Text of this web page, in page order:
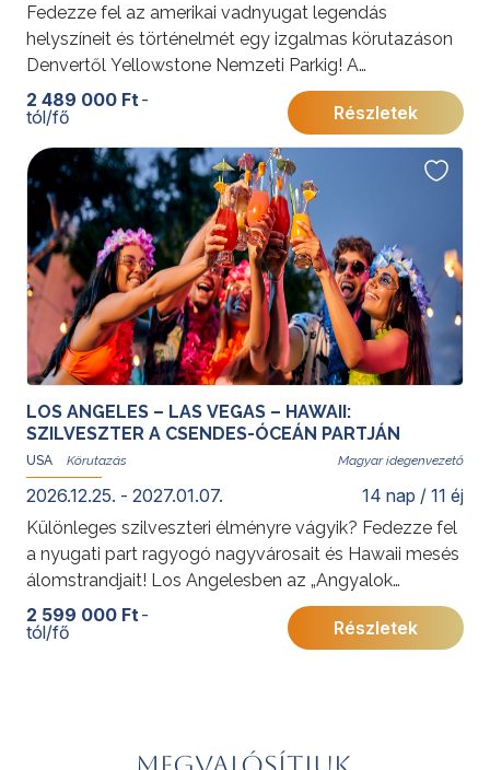
Fedezze fel az amerikai vadnyugat legendás
helyszíneit és történelmét egy izgalmas körutazáson
Denvertől Yellowstone Nemzeti Parkig! A
vadregényes tájak, indián kultúra és aranyláz kora
életre kelnek, miközben megcsodálhatja a Sziklás-
hegység és a Snake River páratlan szépségét.
További érdekességekért az Amerikai Egyesült
Államokról kattintson ide.
2 489 000 Ft -
tól/fő
Részletek
LOS ANGELES – LAS VEGAS – HAWAII:
SZILVESZTER A CSENDES-ÓCEÁN PARTJÁN
USA Magyar idegenvezető
2026.12.25. - 2027.01.07. 14 nap / 11 éj
Különleges szilveszteri élményre vágyik? Fedezze fel
a nyugati part ragyogó nagyvárosait és Hawaii mesés
álomstrandjait! Los Angelesben az „Angyalok
városának” sztárvilágában sétálhat, Las Vegas
neonfényes kaszinói és showműsorai garantálják az
Államokról kattintson ide
2 599 000 Ft -
tól/fő
Részletek